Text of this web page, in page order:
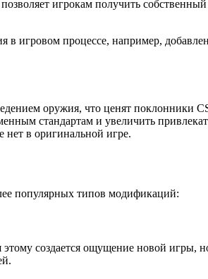
игрокам получить
в игровом процессе, например,
оружия, что ценят поклонники
стандартам и увеличить
в оригинальной игре.
популярных типов модификаций:
создается ощущение новой игры,